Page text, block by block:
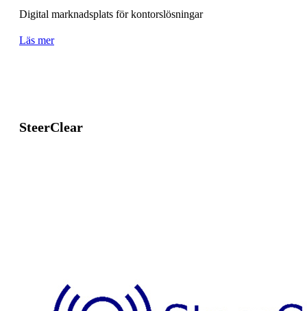
Digital marknadsplats för kontorslösningar
Läs mer
SteerClear